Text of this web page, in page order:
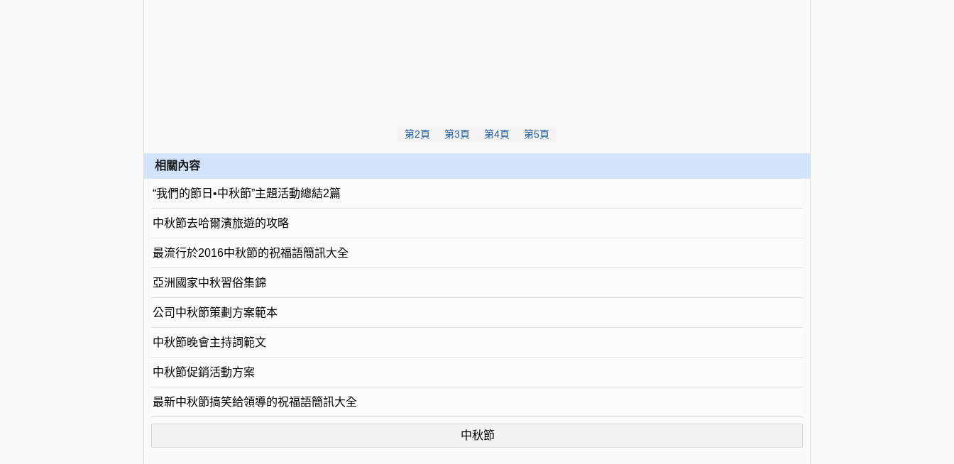
第2頁 第3頁 第4頁 第5頁
相關內容
“我們的節日•中秋節”主題活動總結2篇
中秋節去哈爾濱旅遊的攻略
最流行於2016中秋節的祝福語簡訊大全
亞洲國家中秋習俗集錦
公司中秋節策劃方案範本
中秋節晚會主持詞範文
中秋節促銷活動方案
最新中秋節搞笑給領導的祝福語簡訊大全
中秋節